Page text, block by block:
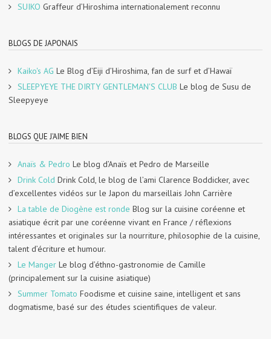
SUIKO Graffeur d’Hiroshima internationalement reconnu
BLOGS DE JAPONAIS
Kaiko's AG Le Blog d’Eiji d’Hiroshima, fan de surf et d’Hawaï
SLEEPYEYE THE DIRTY GENTLEMAN'S CLUB Le blog de Susu de
Sleepyeye
BLOGS QUE J'AIME BIEN
Anaïs & Pedro Le blog d’Anaïs et Pedro de Marseille
Drink Cold Drink Cold, le blog de l’ami Clarence Boddicker, avec
d’excellentes vidéos sur le Japon du marseillais John Carrière
La table de Diogène est ronde Blog sur la cuisine coréenne et
asiatique écrit par une coréenne vivant en France / réflexions
intéressantes et originales sur la nourriture, philosophie de la cuisine,
talent d’écriture et humour.
Le Manger Le blog d’éthno-gastronomie de Camille
(principalement sur la cuisine asiatique)
Summer Tomato Foodisme et cuisine saine, intelligent et sans
dogmatisme, basé sur des études scientifiques de valeur.